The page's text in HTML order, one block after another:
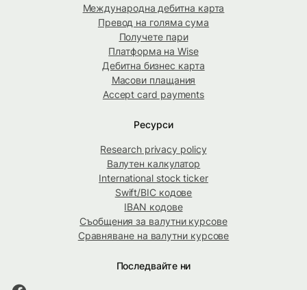
Международна дебитна карта
Превод на голяма сума
Получете пари
Платформа на Wise
Дебитна бизнес карта
Масови плащания
Accept card payments
Ресурси
Research privacy policy
Валутен калкулатор
International stock ticker
Swift/BIC кодове
IBAN кодове
Съобщения за валутни курсове
Сравняване на валутни курсове
Последвайте ни